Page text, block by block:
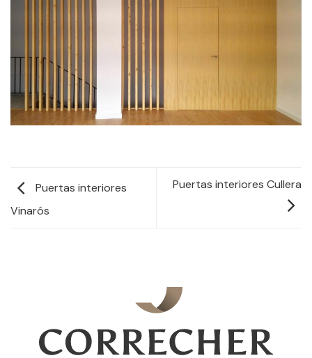
Puertas interiores
Vinarós
Puertas interiores Cullera